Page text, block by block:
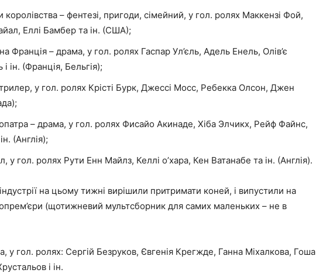
королівства – фентезі, пригоди, сімейний, у гол. ролях Маккензі Фой,
Еллі Бамбер та ін. (США);
Франція – драма, у гол. ролях Гаспар Ул’єль, Адель Енель, Олів’є
ін. (Франція, Бельгія);
у гол. ролях Крісті Бурк, Джессі Мосс, Ребекка Олсон, Джен
– драма, у гол. ролях Фисайо Акинаде, Хіба Элчикх, Рейф Файнс,
(Англія);
у гол. ролях Рути Енн Майлз, Келлі о’хара, Кен Ватанабе та ін. (Англія).
на цьому тижні вирішили притримати коней, і випустили на
(щотижневий мультсборник для самих маленьких – не в
у гол. ролях: Сергій Безруков, Євгенія Крегжде, Ганна Міхалкова, Гоша
і ін.